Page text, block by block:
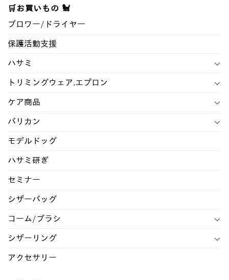
象:
🛒お買いもの 🐩
ブロワー/ドライヤ―
保護活動支援
ハサミ
トリミングウェア.エプロン
ケア商品
バリカン
モデルドッグ
ハサミ研ぎ
セミナー
シザーバッグ
コーム/ブラシ
シザーリング
アクセサリー